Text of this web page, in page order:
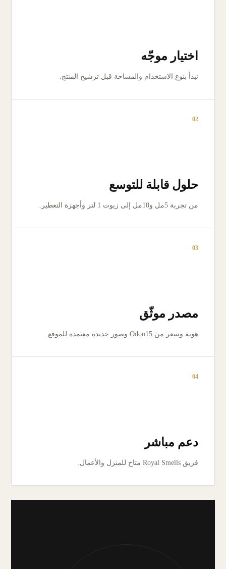
اختيار موجّه
نبدأ بنوع الاستخدام والمساحة قبل ترشيح المنتج.
02
حلول قابلة للتوسع
من تجربة 5مل و10مل إلى زيوت 1 لتر وأجهزة التعطير.
03
مصدر موثّق
هوية وسعر من Odoo15 وصور جديدة معتمدة للموقع.
04
دعم مباشر
فريق Royal Smells متاح للمنزل والأعمال.